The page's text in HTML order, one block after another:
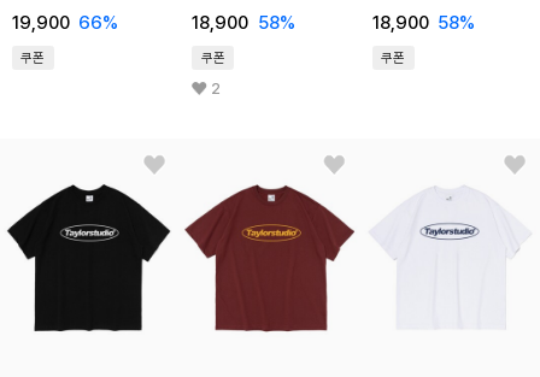
19,900 66%
쿠폰
18,900 58%
쿠폰
2
18,900 58%
쿠폰